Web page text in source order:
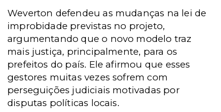
Weverton defendeu as mudanças na lei de
improbidade previstas no projeto,
argumentando que o novo modelo traz
mais justiça, principalmente, para os
prefeitos do país. Ele afirmou que esses
gestores muitas vezes sofrem com
perseguições judiciais motivadas por
disputas políticas locais.